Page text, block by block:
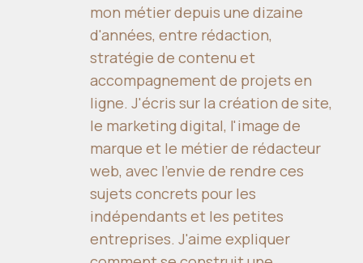
mon métier depuis une dizaine
d'années, entre rédaction,
stratégie de contenu et
accompagnement de projets en
ligne. J'écris sur la création de site,
le marketing digital, l'image de
marque et le métier de rédacteur
web, avec l'envie de rendre ces
sujets concrets pour les
indépendants et les petites
entreprises. J'aime expliquer